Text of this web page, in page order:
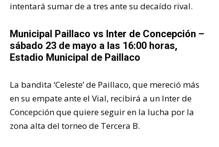
intentará sumar de a tres ante su decaído rival.
Municipal Paillaco vs Inter de Concepción –
sábado 23 de mayo a las 16:00 horas,
Estadio Municipal de Paillaco
La bandita ‘Celeste’ de Paillaco, que mereció más
en su empate ante el Vial, recibirá a un Inter de
Concepción que quiere seguir en la lucha por la
zona alta del torneo de Tercera B.